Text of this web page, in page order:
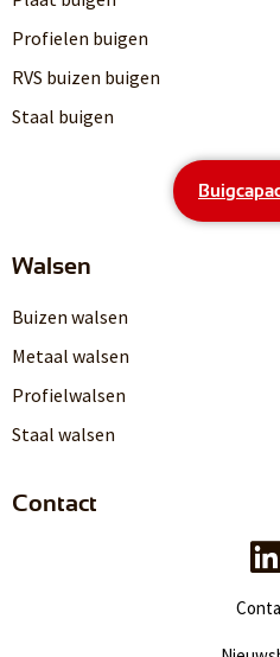
Profielen buigen
RVS buizen buigen
Staal buigen
Walsen
Buizen walsen
Metaal walsen
Profielwalsen
Staal walsen
Contact